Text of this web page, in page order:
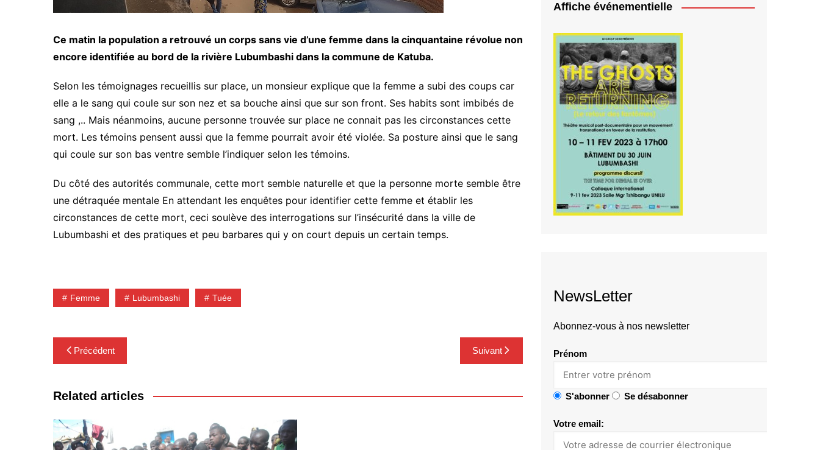
Ce matin la population a retrouvé un corps sans vie d’une femme dans la cinquantaine révolue non
encore identifiée au bord de la rivière Lubumbashi dans la commune de Katuba.
Selon les témoignages recueillis sur place, un monsieur explique que la femme a subi des coups car
elle a le sang qui coule sur son nez et sa bouche ainsi que sur son front. Ses habits sont imbibés de
sang ,.. Mais néanmoins, aucune personne trouvée sur place ne connait pas les circonstances cette
mort. Les témoins pensent aussi que la femme pourrait avoir été violée. Sa posture ainsi que le sang
qui coule sur son bas ventre semble l’indiquer selon les témoins.
Du côté des autorités communale, cette mort semble naturelle et que la personne morte semble être
une détraquée mentale En attendant les enquêtes pour identifier cette femme et établir les
circonstances de cette mort, ceci soulève des interrogations sur l’insécurité dans la ville de
Lubumbashi et des pratiques et peu barbares qui y on court depuis un certain temps.
Femme Lubumbashi Tuée
Navigation
de
l’article
Précédent Suivant
Related articles
Affiche événementielle
NewsLetter
Abonnez-vous à nos newsletter
Prénom
S'abonner Se désabonner
Votre email: